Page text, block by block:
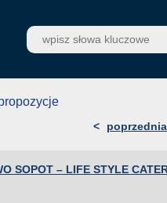
<
poprzednia
SOPOT – LIFE STYLE